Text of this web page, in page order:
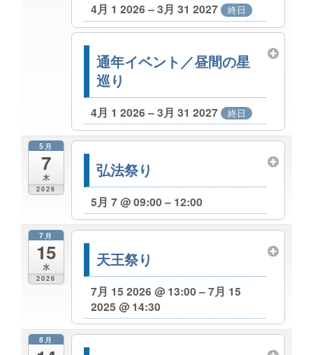
4月 1 2026 – 3月 31 2027 終日
通年イベント／昼間の星
巡り
4月 1 2026 – 3月 31 2027 終日
5月
7
木
2026
弘法祭り
5月 7 @ 09:00 – 12:00
7月
15
水
2026
天王祭り
7月 15 2026 @ 13:00 – 7月 15
2025 @ 14:30
8月